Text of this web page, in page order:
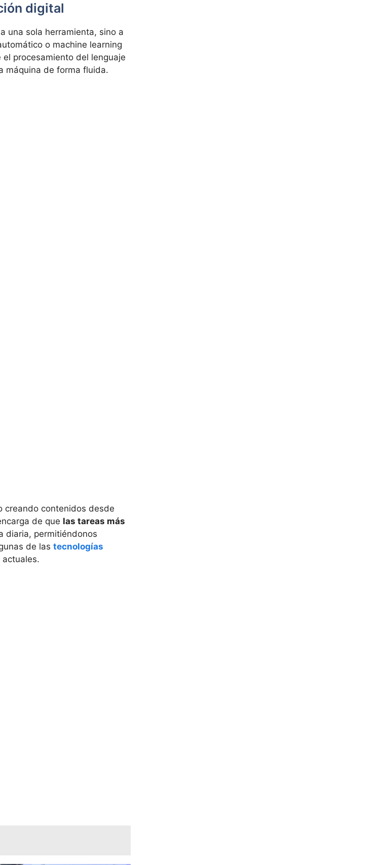
digital
una sola herramienta, sino a
o machine learning
procesamiento del lenguaje
máquina de forma fluida.
creando contenidos desde
de que las tareas más
diaria, permitiéndonos
de las tecnologías
actuales.